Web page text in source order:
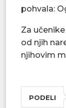
pohvala:
Za
od njih
njihovim
PODELI